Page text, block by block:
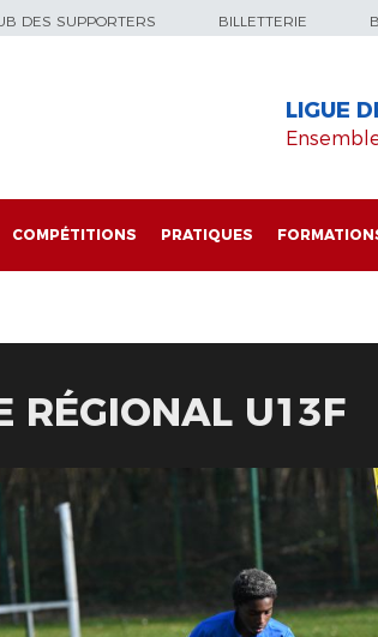
DES SUPPORTERS BILLETTERIE
LIGUE
COMPÉTITIONS PRATIQUES
RÉGIONAL U13F